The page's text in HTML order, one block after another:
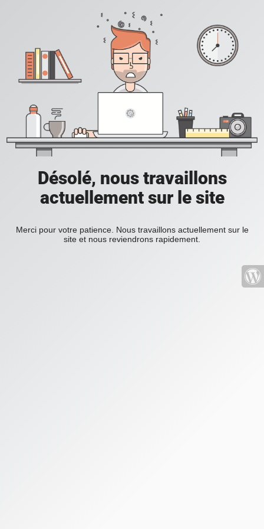
Désolé, nous travaillons
actuellement sur le site
Merci pour votre patience. Nous travaillons actuellement sur le
site et nous reviendrons rapidement.